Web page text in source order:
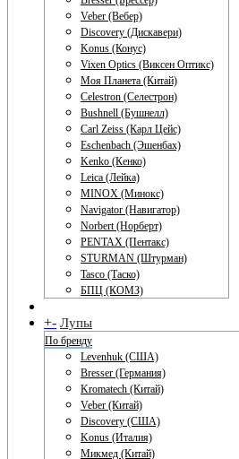
Veber (Вебер)
Discovery (Дискавери)
Konus (Конус)
Vixen Optics (Виксен Оптикс)
Моя Планета (Китай)
Celestron (Селестрон)
Bushnell (Бушнелл)
Carl Zeiss (Карл Цейс)
Eschenbach (Эшенбах)
Kenko (Кенко)
Leica (Лейка)
MINOX (Минокс)
Navigator (Навигатор)
Norbert (Норберт)
PENTAX (Пентакс)
STURMAN (Штурман)
Tasco (Таско)
БПЦ (КОМЗ)
+- Лупы
По бренду
Levenhuk (США)
Bresser (Германия)
Kromatech (Китай)
Veber (Китай)
Discovery (США)
Konus (Италия)
Микмед (Китай)